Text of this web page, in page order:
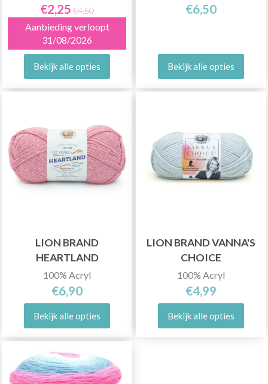
€2,25 €4,50
Aanbieding verloopt
31/08/2026
Bekijk alle opties
€6,50
Bekijk alle opties
LION BRAND
HEARTLAND
100% Acryl
€6,90
Bekijk alle opties
LION BRAND VANNA'S
CHOICE
100% Acryl
€4,99
Bekijk alle opties